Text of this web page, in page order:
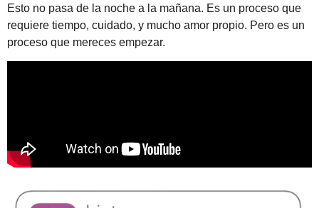
Esto no pasa de la noche a la mañana. Es un proceso que
requiere tiempo, cuidado, y mucho amor propio. Pero es un
proceso que mereces empezar.